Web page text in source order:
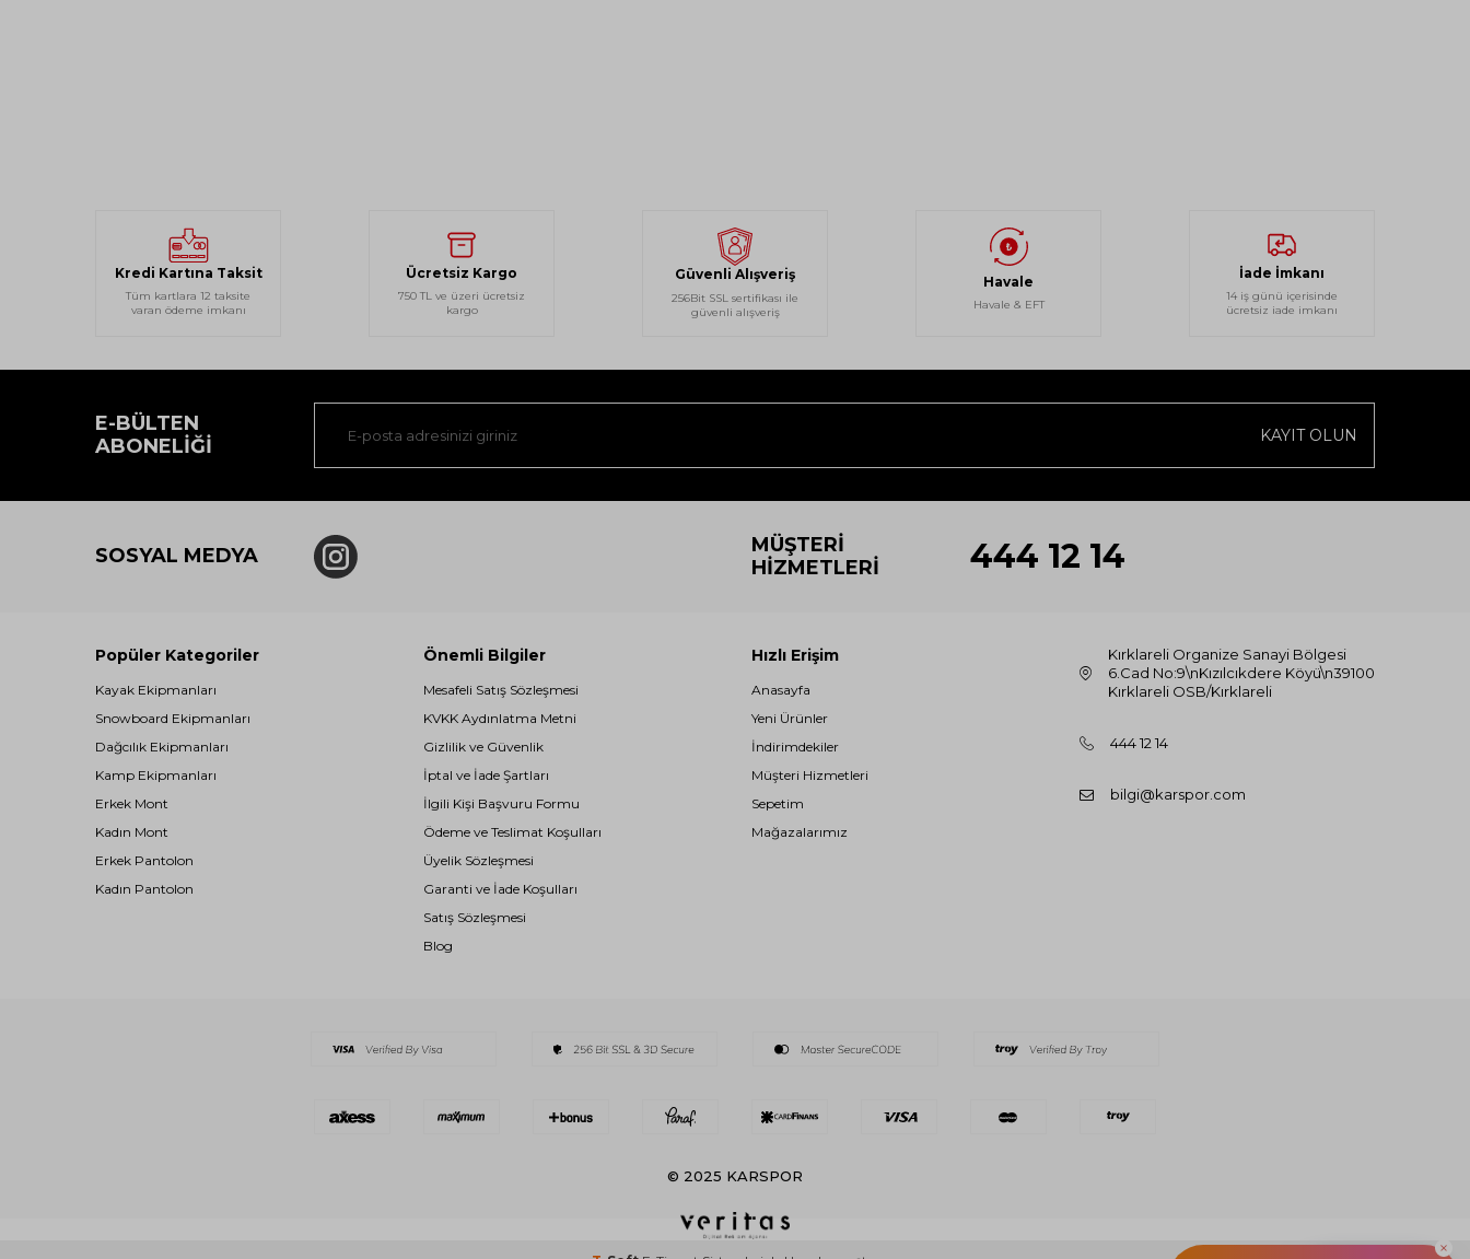
Kredi Kartına Taksit
Tüm kartlara 12 taksite
varan ödeme imkanı
Ücretsiz Kargo
750 TL ve üzeri ücretsiz
kargo
Güvenli Alışveriş
256Bit SSL sertifikası ile
güvenli alışveriş
Havale
Havale & EFT
İade İmkanı
14 iş günü içerisinde
ücretsiz iade imkanı
E-BÜLTEN
ABONELIĞI
KAYIT OLUN
SOSYAL MEDYA
MÜŞTERI
HIZMETLERI
444 12 14
Popüler Kategoriler
Kayak Ekipmanları
Snowboard Ekipmanları
Dağcılık Ekipmanları
Kamp Ekipmanları
Erkek Mont
Kadın Mont
Erkek Pantolon
Kadın Pantolon
Önemli Bilgiler
Mesafeli Satış Sözleşmesi
KVKK Aydınlatma Metni
Gizlilik ve Güvenlik
İptal ve İade Şartları
İlgili Kişi Başvuru Formu
Ödeme ve Teslimat Koşulları
Üyelik Sözleşmesi
Garanti ve İade Koşulları
Satış Sözleşmesi
Blog
Hızlı Erişim
Anasayfa
Yeni Ürünler
İndirimdekiler
Müşteri Hizmetleri
Sepetim
Mağazalarımız
Kırklareli Organize Sanayi Bölgesi
6.Cad No:9\nKızılcıkdere Köyü\n39100
Kırklareli OSB/Kırklareli
444 12 14
bilgi@karspor.com
© 2025 KARSPOR